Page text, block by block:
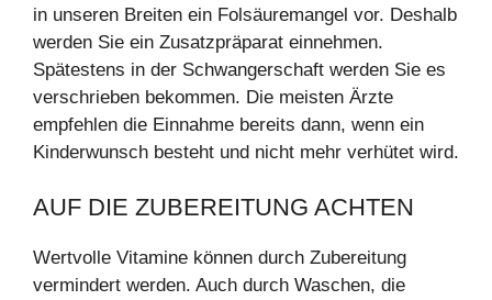
in unseren Breiten ein Folsäuremangel vor. Deshalb
werden Sie ein Zusatzpräparat einnehmen.
Spätestens in der Schwangerschaft werden Sie es
verschrieben bekommen. Die meisten Ärzte
empfehlen die Einnahme bereits dann, wenn ein
Kinderwunsch besteht und nicht mehr verhütet wird.
AUF DIE ZUBEREITUNG ACHTEN
Wertvolle Vitamine können durch Zubereitung
vermindert werden. Auch durch Waschen, die